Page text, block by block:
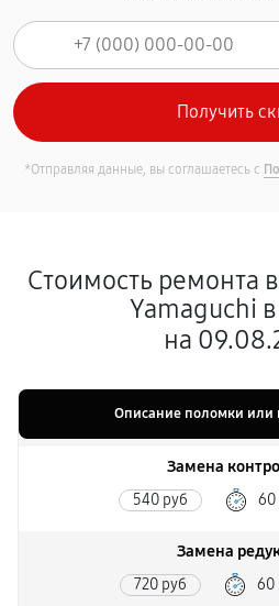
*Отправляя данные, вы соглашаетесь с
Стоимость ремонта
Yamaguchi
на
Описание поломки или
Замена
540 руб 60
Замена
720 руб 60